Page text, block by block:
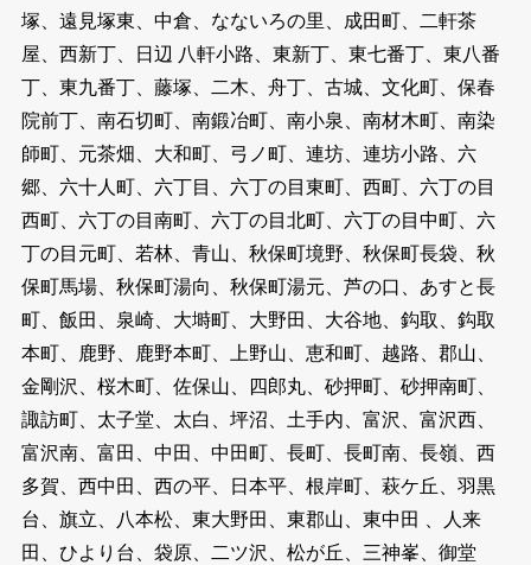
塚、遠見塚東、中倉、なないろの里、成田町、二軒茶
屋、西新丁、日辺 八軒小路、東新丁、東七番丁、東八番
丁、東九番丁、藤塚、二木、舟丁、古城、文化町、保春
院前丁、南石切町、南鍛冶町、南小泉、南材木町、南染
師町、元茶畑、大和町、弓ノ町、連坊、連坊小路、六
郷、六十人町、六丁目、六丁の目東町、西町、六丁の目
西町、六丁の目南町、六丁の目北町、六丁の目中町、六
丁の目元町、若林、青山、秋保町境野、秋保町長袋、秋
保町馬場、秋保町湯向、秋保町湯元、芦の口、あすと長
町、飯田、泉崎、大塒町、大野田、大谷地、鈎取、鈎取
本町、鹿野、鹿野本町、上野山、恵和町、越路、郡山、
金剛沢、桜木町、佐保山、四郎丸、砂押町、砂押南町、
諏訪町、太子堂、太白、坪沼、土手内、富沢、富沢西、
富沢南、富田、中田、中田町、長町、長町南、長嶺、西
多賀、西中田、西の平、日本平、根岸町、萩ケ丘、羽黒
台、旗立、八本松、東大野田、東郡山、東中田 、人来
田、ひより台、袋原、二ツ沢、松が丘、三神峯、御堂